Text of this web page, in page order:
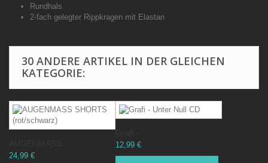
Rundhals
2-fach gelegter Rippkragen mit Elastan
30 ANDERE ARTIKEL IN DER GLEICHEN
KATEGORIE:
24,99 €
12,99 €